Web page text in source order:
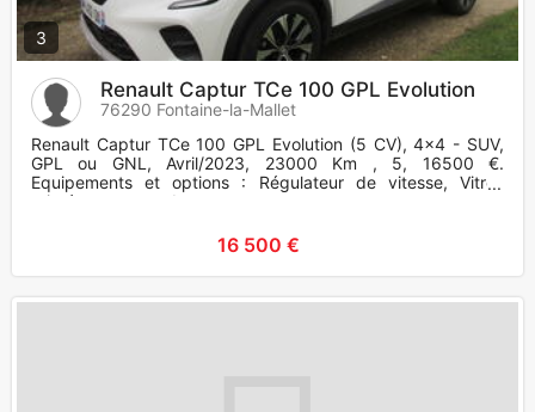
3
Renault Captur TCe 100 GPL Evolution
76290 Fontaine-la-Mallet
Renault Captur TCe 100 GPL Evolution (5 CV), 4x4 - SUV,
GPL ou GNL, Avril/2023, 23000 Km , 5, 16500 €.
Equipements et options : Régulateur de vitesse, Vitres
teintées. camera de r
16 500 €